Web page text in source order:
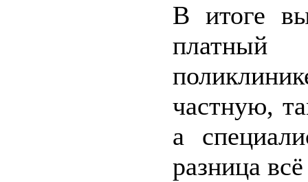
В итоге
платный
частную,
а
разница